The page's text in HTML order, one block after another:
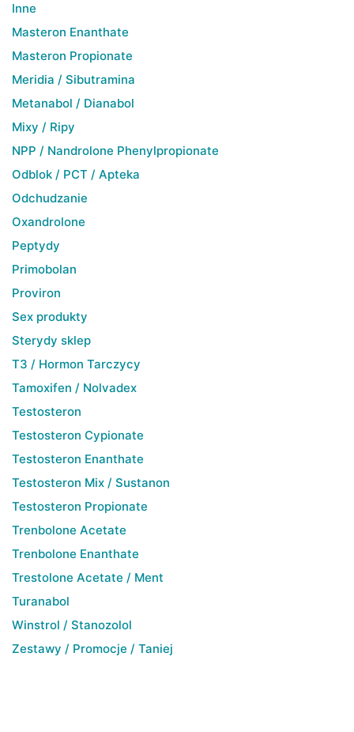
Inne
Masteron Enanthate
Masteron Propionate
Meridia / Sibutramina
Metanabol / Dianabol
Mixy / Ripy
NPP / Nandrolone Phenylpropionate
Odblok / PCT / Apteka
Odchudzanie
Oxandrolone
Peptydy
Primobolan
Proviron
Sex produkty
Sterydy sklep
T3 / Hormon Tarczycy
Tamoxifen / Nolvadex
Testosteron
Testosteron Cypionate
Testosteron Enanthate
Testosteron Mix / Sustanon
Testosteron Propionate
Trenbolone Acetate
Trenbolone Enanthate
Trestolone Acetate / Ment
Turanabol
Winstrol / Stanozolol
Zestawy / Promocje / Taniej